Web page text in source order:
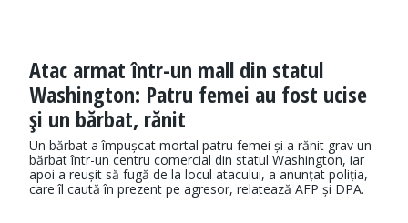
Atac armat într-un mall din statul
Washington: Patru femei au fost ucise
şi un bărbat, rănit
Un bărbat a împușcat mortal patru femei și a rănit grav un
bărbat într-un centru comercial din statul Washington, iar
apoi a reușit să fugă de la locul atacului, a anunțat poliția,
care îl caută în prezent pe agresor, relatează AFP și DPA.